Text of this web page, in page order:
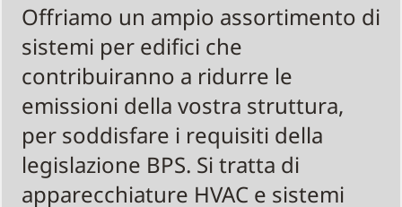
Offriamo un ampio assortimento di
sistemi per edifici che
contribuiranno a ridurre le
emissioni della vostra struttura,
per soddisfare i requisiti della
legislazione BPS. Si tratta di
apparecchiature HVAC e sistemi